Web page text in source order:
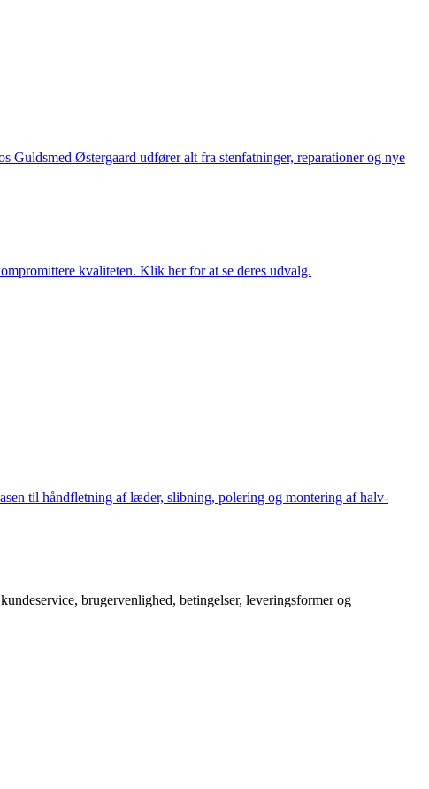
Østergaard udfører alt fra stenfatninger, reparationer og nye
kvaliteten. Klik her for at se deres udvalg.
til håndfletning af læder, slibning, polering og montering af halv-
brugervenlighed, betingelser, leveringsformer og